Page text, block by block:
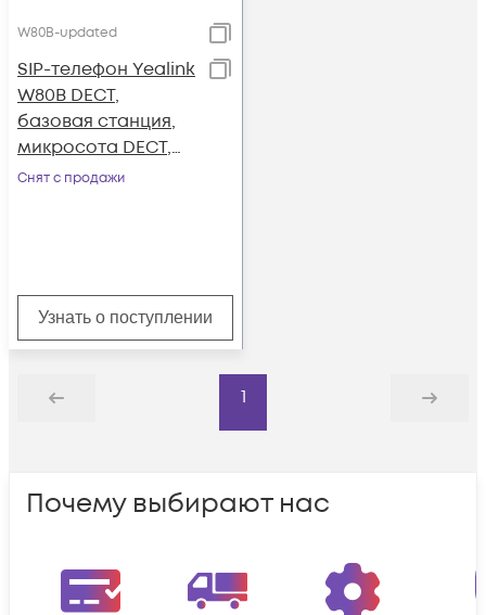
W80B-updated
SIP-телефон Yealink
W80B DECT,
базовая станция,
микросота DECT,
PoE
Снят с продажи
Узнать о поступлении
Назад
1
Дальше
Почему выбирают нас